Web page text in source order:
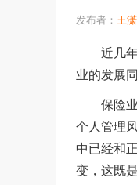
发布者： 王
近几年
业的发展
保险业
个人管理
中已经和
变，这既